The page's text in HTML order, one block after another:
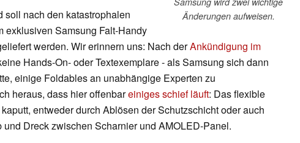
Änderungen aufweisen.
soll nach den katastrophalen
exklusiven Samsung Falt-Handy
werden. Wir erinnern uns: Nach derAnkündigung im
Hands-On- oder Textexemplare - als Samsung sich dann
einige Foldables an unabhängige Experten zu
heraus, dass hier offenbareiniges schief läuft: Das flexible
entweder durch Ablösen der Schutzschicht oder auch
Dreck zwischen Scharnier und AMOLED-Panel.